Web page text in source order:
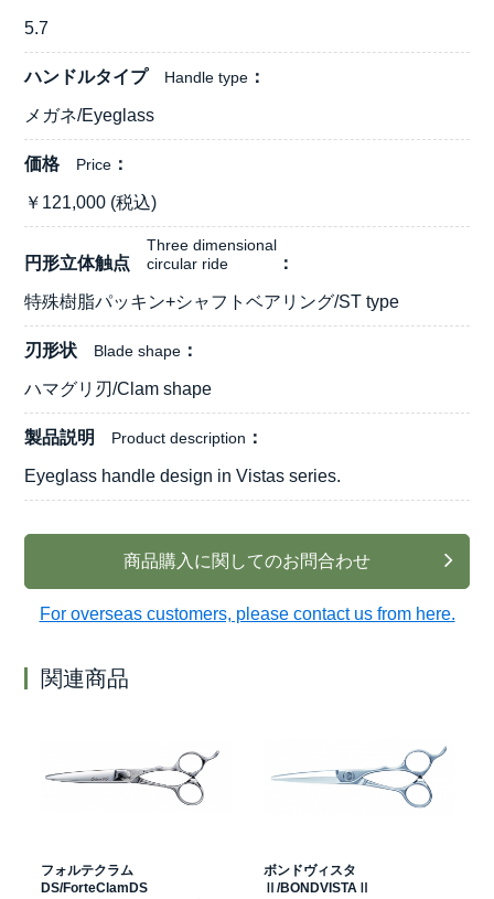
5.7
ハンドルタイプ Handle type
メガネ/Eyeglass
価格 Price
￥ 121,000 (税込)
円形立体触点
Three dimensional
circular ride
特殊樹脂パッキン+シャフトベアリング/ST type
刃形状 Blade shape
ハマグリ刃/Clam shape
製品説明 Product description
Eyeglass handle design in Vistas series.
商品購入に関してのお問合わせ
For overseas customers, please contact us from here.
関連商品
フォルテクラム
DS/ForteClamDS
ボンドヴィスタ
Ⅱ/BONDVISTAⅡ